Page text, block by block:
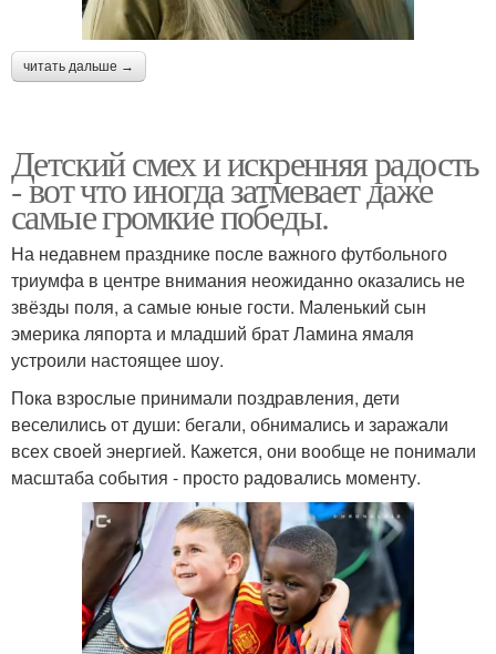
читать дальше →
Детский смех и искренняя радость
- вот что иногда затмевает даже
самые громкие победы.
На недавнем празднике после важного футбольного
триумфа в центре внимания неожиданно оказались не
звёзды поля, а самые юные гости. Маленький сын
эмерика ляпорта и младший брат Ламина ямаля
устроили настоящее шоу.
Пока взрослые принимали поздравления, дети
веселились от души: бегали, обнимались и заражали
всех своей энергией. Кажется, они вообще не понимали
масштаба события - просто радовались моменту.